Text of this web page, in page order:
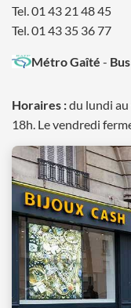
Tel. 01 43 21 48 45
Tel. 01 43 35 36 77
Métro Gaîté -
Horaires :du lundi
18h. Le vendredi